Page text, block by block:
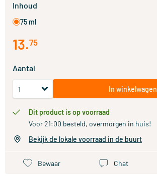
Inhoud
75 ml
13.75
Aantal
In winkelwagen
Dit product is op voorraad
Voor 21:00 besteld, overmorgen in huis!
Bekijk de lokale voorraad in de buurt
Bewaar Chat